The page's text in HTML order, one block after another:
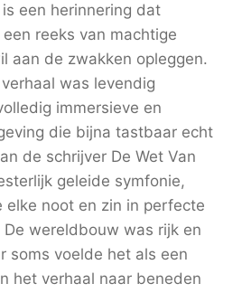
een herinnering dat
reeks van machtige
aan de zwakken opleggen.
was levendig
immersieve en
die bijna tastbaar echt
de schrijver De Wet Van
geleide symfonie,
elke noot en zin in perfecte
wereldbouw was rijk en
soms voelde het als een
het verhaal naar beneden